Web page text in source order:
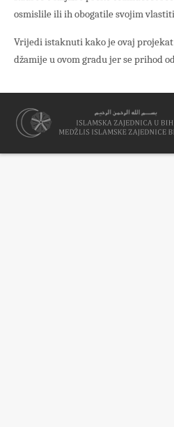
osmislile ili ih obogatile svojim
Vrijedi istaknuti kako je ovaj
džamije u ovom gradu jer se prihod